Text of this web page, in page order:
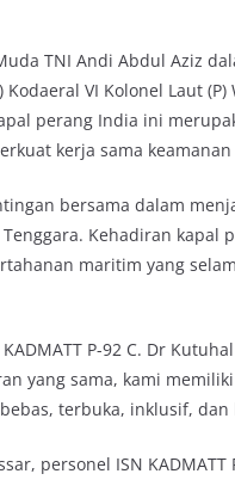
TNI Andi Abdul Aziz
VI Kolonel Laut
perang India ini
kerja sama
bersama dalam
Kehadiran kapal
maritim yang
P-92 C. Dr
yang sama, kami
terbuka, inklusif,
personel ISN